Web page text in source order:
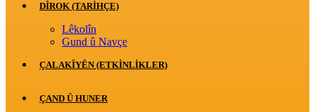
DÎROK (TARİHÇE)
Lêkolîn
Gund û Navçe
ÇALAKÎYÊN (ETKINLIKLER)
ÇAND Û HUNER